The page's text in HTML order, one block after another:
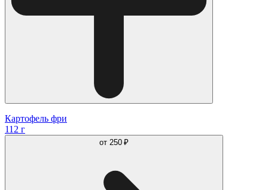
Картофель фри
112 г
от 250 ₽